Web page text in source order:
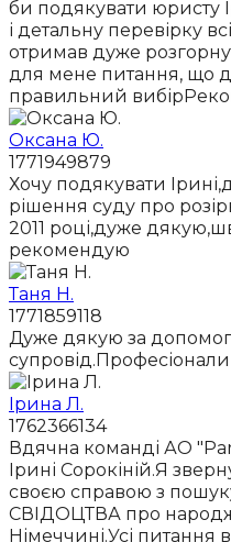
би подякувати юристу
і детальну перевірку
отримав дуже
для мене питання, що
правильний
Оксана Ю.
1771949879
Хочу подякувати
рішення суду про
2011 році,дуже
рекомендую
Таня Н.
1771859118
Дуже дякую за
супровід.Професіонали
Ірина Л.
1762366134
Вдячна команді АО
Ірині Сорокіній.Я
своєю справою з
СВІДОЦТВА про
Німеччині.Усі питання